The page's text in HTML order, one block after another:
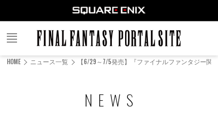
FINAL
FANTASY
HOME ニュース一覧 【6/29～7/5発売】『ファイナルファンタジー関
NEWS